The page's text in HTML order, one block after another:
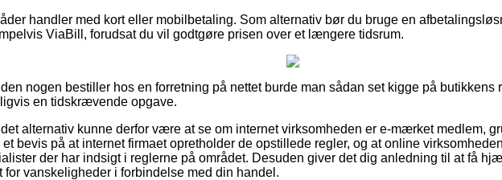
handler med kort eller mobilbetaling. Som alternativ bør du bruge en
ViaBill, forudsat du vil godtgøre prisen over et længere tidsrum.
nogen bestiller hos en forretning på nettet burde man sådan set kigge på butikkens
en tidskrævende opgave.
alternativ kunne derfor være at se om internet virksomheden er e-mærket medlem,
bevis på at internet firmaet opretholder de opstillede regler, og at online
der har indsigt i reglerne på området. Desuden giver det dig anledning til at få
for vanskeligheder i forbindelse med din handel.